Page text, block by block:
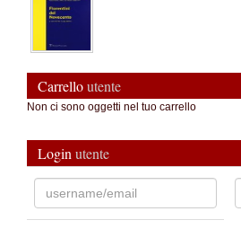
Carrelloutente
Non ci sono oggetti nel tuo carrello
Login utente